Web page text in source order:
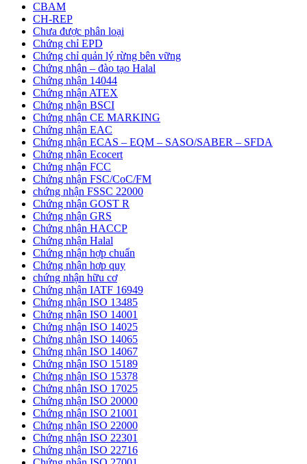
CBAM
CH-REP
Chưa được phân loại
Chứng chỉ EPD
Chứng chỉ quản lý rừng bên vững
Chứng nhận – đào tạo Halal
Chứng nhận 14044
Chứng nhận ATEX
Chứng nhận BSCI
Chứng nhận CE MARKING
Chứng nhận EAC
Chứng nhận ECAS – EQM – SASO/SABER – SFDA
Chứng nhận Ecocert
Chứng nhận FCC
Chứng nhận FSC/CoC/FM
chứng nhận FSSC 22000
Chứng nhận GOST R
Chứng nhận GRS
Chứng nhận HACCP
Chứng nhận Halal
Chứng nhận hợp chuẩn
Chứng nhận hơp quy
chứng nhận hữu cơ
Chứng nhận IATF 16949
Chứng nhận ISO 13485
Chứng nhận ISO 14001
Chứng nhận ISO 14025
Chứng nhận ISO 14065
Chứng nhận ISO 14067
Chứng nhận ISO 15189
Chứng nhận ISO 15378
Chứng nhận ISO 17025
Chứng nhận ISO 20000
Chứng nhận ISO 21001
Chứng nhận ISO 22000
Chứng nhận ISO 22301
Chứng nhận ISO 22716